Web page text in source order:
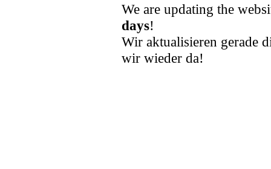
We are updating the
days!
Wir aktualisieren gerade
wir wieder da!